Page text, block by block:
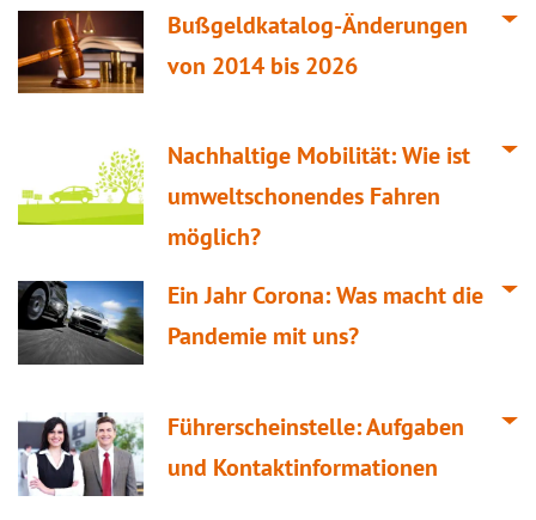
Bußgeldkatalog-Änderungen
von 2014 bis 2026
Nachhaltige Mobilität: Wie ist
umweltschonendes Fahren
möglich?
Ein Jahr Corona: Was macht die
Pandemie mit uns?
Führerscheinstelle: Aufgaben
und Kontaktinformationen